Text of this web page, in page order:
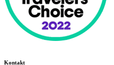
Kontakt